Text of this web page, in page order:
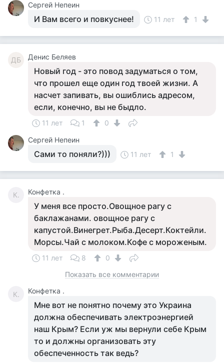
Сергей Непеин
И Вам всего и повкуснее! 11 лет 1
ДБ Денис Беляев
Новый год - это повод задуматься о том,
что прошел еще один год твоей жизни. А
насчет запивать, вы ошиблись адресом,
если, конечно, вы не быдло.
11 лет 1
0
Сергей Непеин
Сами то поняли?))) 11 лет 1
К. Конфетка .
У меня все просто.Овощное рагу с
баклажанами. овощное рагу с
капустой.Винегрет.Рыба.Десерт.Коктейли.
Морсы.Чай с молоком.Кофе с мороженым.
11 лет 8
0
Показать все комментарии
К. Конфетка .
Мне вот не понятно почему это Украина
должна обеспечивать электроэнергией
наш Крым? Если уж мы вернули себе Крым
то и должны организовать эту
обеспеченность так ведь?